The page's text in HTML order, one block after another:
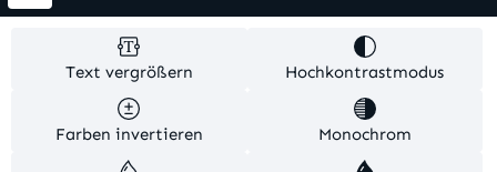
Alle Preise inkl. gesetzl. Mehrwertsteuer zzgl.
Versandkosten . Alle Artikelangaben sind
Text vergrößern Hochkontrastmodus
Farben invertieren Monochrom